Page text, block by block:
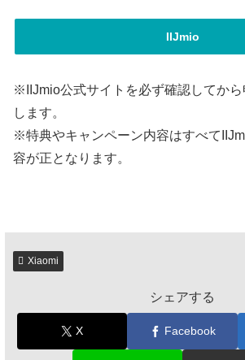
IIJmio
※IIJmio公式サイトを必ず確認してから
します。
※特典やキャンペーン内容はすべて
容が正となります。
Xiaomi
シェアする
X Facebook